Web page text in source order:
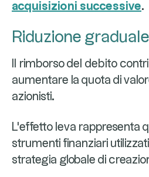
acquisizioni successive.
Riduzione
Il rimborso del debito
aumentare la quota di
azionisti.
L'effetto leva rappresenta
strumenti finanziari
strategia globale di